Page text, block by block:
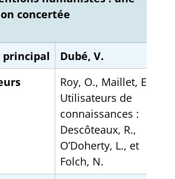
concertée
principal
Dubé, V.
Roy, O., Maillet, E.
Utilisateurs de
connaissances :
Descôteaux, R.,
O’Doherty, L., et
Folch, N.